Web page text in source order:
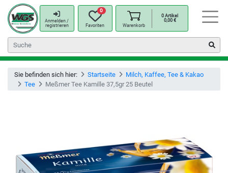
Anmelden /
registrieren
0
Favoriten Warenkorb
0Artikel
0,00 €
Sie befinden sich hier: Startseite
Milch, Kaffee, Tee & Kakao
Tee
Meßmer Tee Kamille 37,5gr 25 Beutel